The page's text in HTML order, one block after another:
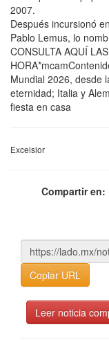
2007.
Después incursionó
Pablo Lemus, lo
CONSULTA AQUÍ
Mundial 2026, desde
eternidad; Italia y
fiesta en casa
Excelsior
Compartir en:
Copiar URL
Leer noticia